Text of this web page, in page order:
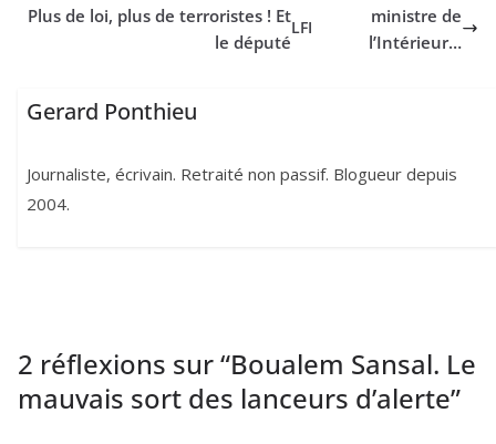
Plus de loi, plus de terroristes ! Et
le député
LFI
ministre de
l’Intérieur…
Gerard Ponthieu
Journaliste, écrivain. Retraité non passif. Blogueur depuis
2004.
2 réflexions sur “Boualem Sansal. Le
mauvais sort des lanceurs d’alerte”